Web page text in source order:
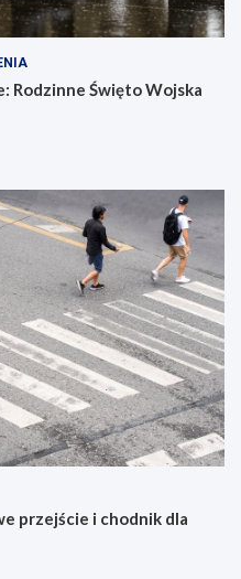
Rodzinne Święto Wojska
przejście i chodnik dla